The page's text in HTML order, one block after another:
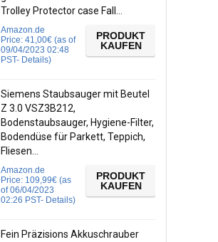
Trolley Protector case Fall…
Amazon.de
Price: 41,00€ (as of
09/04/2023 02:48
PST- Details)
PRODUKT
KAUFEN
Siemens Staubsauger mit Beutel
Z 3.0 VSZ3B212,
Bodenstaubsauger, Hygiene-Filter,
Bodendüse für Parkett, Teppich,
Fliesen…
Amazon.de
Price: 109,99€ (as
of 06/04/2023
02:26 PST- Details)
PRODUKT
KAUFEN
Fein Präzisions Akkuschrauber